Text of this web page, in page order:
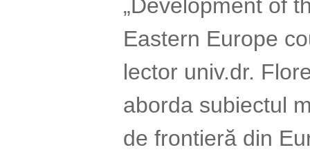
„Development of
Eastern Europe
lector univ.dr.
aborda subiectul
de frontieră din